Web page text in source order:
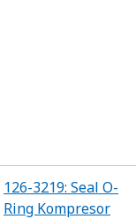
126-3219: Seal O-
Ring Kompresor